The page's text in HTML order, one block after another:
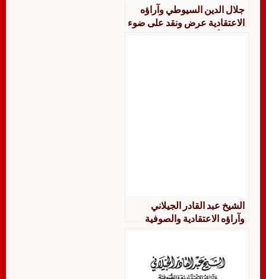
جلال الدين السيوطي وآراؤه
الاعتقادية عرض ونقد على ضوء
الشيخ عبد القادر الجيلاني
وآراؤه الاعتقادية والصوفية